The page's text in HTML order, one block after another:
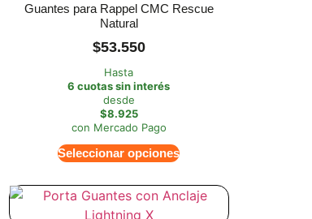
Guantes para Rappel CMC Rescue
Natural
$53.550
Hasta
6 cuotas sin interés
desde
$8.925
con Mercado Pago
Seleccionar opciones